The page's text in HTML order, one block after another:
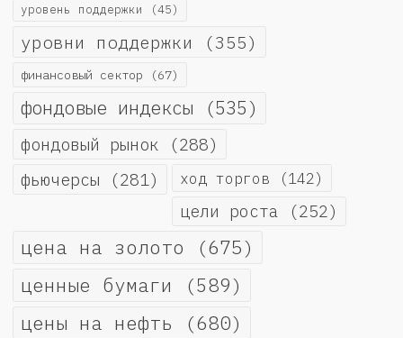
уровень поддержки (45)
уровни поддержки (355)
финансовый сектор (67)
фондовые индексы (535)
фондовый рынок (288)
фьючерсы (281) ход торгов (142)
цели роста (252)
цена на золото (675)
ценные бумаги (589)
цены на нефть (680)